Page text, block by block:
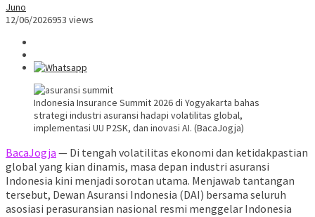
Juno
12/06/2026953 views
Indonesia Insurance Summit 2026 di Yogyakarta bahas
strategi industri asuransi hadapi volatilitas global,
implementasi UU P2SK, dan inovasi AI. (BacaJogja)
BacaJogja — Di tengah volatilitas ekonomi dan ketidakpastian
global yang kian dinamis, masa depan industri asuransi
Indonesia kini menjadi sorotan utama. Menjawab tantangan
tersebut, Dewan Asuransi Indonesia (DAI) bersama seluruh
asosiasi perasuransian nasional resmi menggelar Indonesia